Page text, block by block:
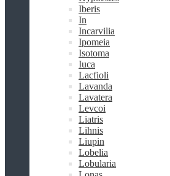
Iberis
In
Incarvilia
Ipomeia
Isotoma
Iuca
Lacfioli
Lavanda
Lavatera
Levcoi
Liatris
Lihnis
Liupin
Lobelia
Lobularia